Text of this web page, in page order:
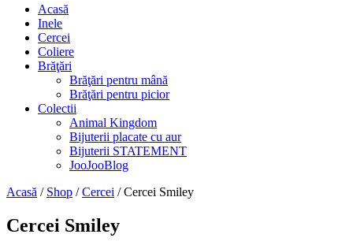
Acasă
Inele
Cercei
Coliere
Brăţări
Brăţări pentru mână
Brăţări pentru picior
Colectii
Animal Kingdom
Bijuterii placate cu aur
Bijuterii STATEMENT
JooJooBlog
Acasă / Shop /Cercei / Cercei Smiley
Cercei Smiley